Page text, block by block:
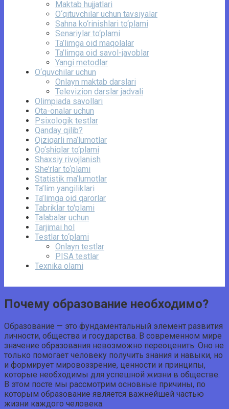
Maktab hujjatlari
O‘qituvchilar uchun tavsiyalar
Sahna ko‘rinishlari to‘plami
Senariylar to‘plami
Ta’limga oid maqolalar
Ta’limga oid savol-javoblar
Yangi metodlar
O‘quvchilar uchun
Onlayn maktab darslari
Televizion darslar jadvali
Olimpiada savollari
Ota-onalar uchun
Psixologik testlar
Qanday qilib?
Qiziqarli ma’lumotlar
Qo‘shiqlar to‘plami
Shaxsiy rivojlanish
She’rlar to‘plami
Statistik ma’lumotlar
Ta’lim yangiliklari
Ta’limga oid qarorlar
Tabriklar to'plami
Talabalar uchun
Tarjimai hol
Testlar to‘plami
Onlayn testlar
PISA testlar
Texnika olami
Почему образование необходимо?
Образование — это фундаментальный элемент развития
личности, общества и государства. В современном мире
значение образования невозможно переоценить. Оно не
только помогает человеку получить знания и навыки, но
и формирует мировоззрение, ценности и принципы,
которые необходимы для успешной жизни в обществе.
В этом посте мы рассмотрим основные причины, по
которым образование является важнейшей частью
жизни каждого человека.